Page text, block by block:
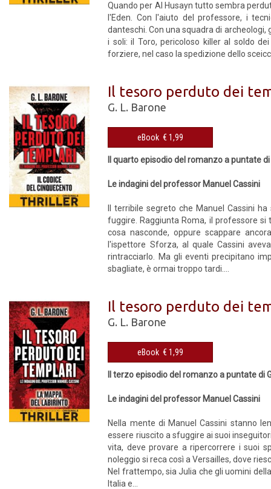
Quando per Al Husayn tutto sembra
l'Eden. Con l'aiuto del professore, i
danteschi. Con una squadra di archeologi,
i soli: il Toro, pericoloso killer al soldo
forziere, nel caso la spedizione dello
Il tesoro perduto dei
G. L. Barone
eBook € 1,99
Il quarto episodio del romanzo a puntate di
Le indagini del professor Manuel Cassini
Il terribile segreto che Manuel Cassini
fuggire. Raggiunta Roma, il professore
cosa nasconde, oppure scappare
l'ispettore Sforza, al quale Cassini
rintracciarlo. Ma gli eventi precipitano
sbagliate, è ormai troppo tardi....
Il tesoro perduto dei
G. L. Barone
eBook € 1,99
Il terzo episodio del romanzo a puntate di
Le indagini del professor Manuel Cassini
Nella mente di Manuel Cassini stanno
essere riuscito a sfuggire ai suoi
vita, deve provare a ripercorrere i suoi
noleggio si reca così a Versailles, dove
Nel frattempo, sia Julia che gli uomini
Italia e...